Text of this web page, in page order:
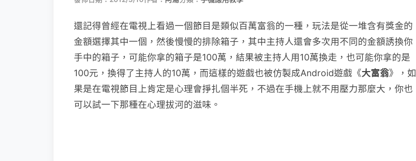
還記得曾經在電視上看過一個節目是類似百萬富翁的一種，玩法是從一堆含有獎金的
金額選擇其中一個，然後慢慢的排除箱子，其中主持人還會多次用不同的金額誘換你
手中的箱子，可能你拿的箱子是100萬，結果被主持人用10萬換走，也可能你拿的是
100元，換得了主持人的10萬，而這樣的遊戲也被仿製成Android遊戲《大富翁》，如
果是在電視節目上肯定是心理會掙扎個半死，不過在手機上就不用壓力那麼大，你也
可以試一下那種在心理拔河的滋味。